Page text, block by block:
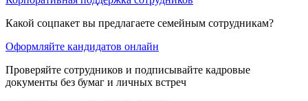
Какой соцпакет вы предлагаете семейным сотрудникам?
Оформляйте кандидатов онлайн
Проверяйте сотрудников и подписывайте кадровые
документы без бумаг и личных встреч